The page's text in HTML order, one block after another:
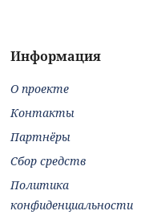
Информация
О проекте
Контакты
Партнёры
Сбор средств
Политика
конфиденциальности